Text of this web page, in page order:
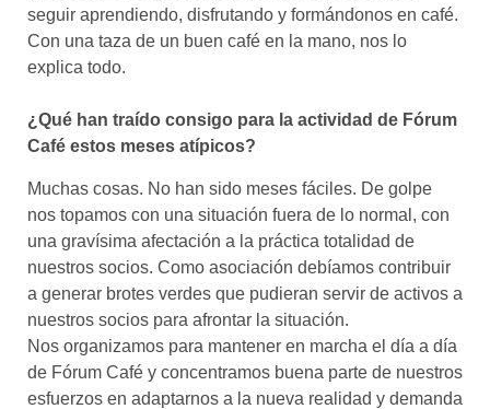
seguir aprendiendo, disfrutando y formándonos en café.
Con una taza de un buen café en la mano, nos lo
explica todo.
¿Qué han traído consigo para la actividad de Fórum
Café estos meses atípicos?
Muchas cosas. No han sido meses fáciles. De golpe
nos topamos con una situación fuera de lo normal, con
una gravísima afectación a la práctica totalidad de
nuestros socios. Como asociación debíamos contribuir
a generar brotes verdes que pudieran servir de activos a
nuestros socios para afrontar la situación.
Nos organizamos para mantener en marcha el día a día
de Fórum Café y concentramos buena parte de nuestros
esfuerzos en adaptarnos a la nueva realidad y demanda